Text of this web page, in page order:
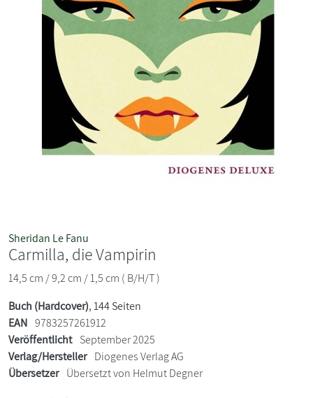
Sheridan Le Fanu
Carmilla, die Vampirin
14,5 cm / 9,2 cm / 1,5 cm ( B/H/T )
Buch (Hardcover), 144 Seiten
EAN 9783257261912
Veröffentlicht September 2025
Verlag/Hersteller Diogenes Verlag AG
Übersetzer Übersetzt von Helmut Degner